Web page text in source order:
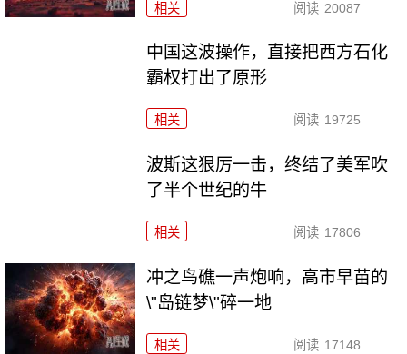
相关 阅读 20087
中国这波操作，直接把西方石化
霸权打出了原形
相关 阅读 19725
波斯这狠厉一击，终结了美军吹
了半个世纪的牛
相关 阅读 17806
冲之鸟礁一声炮响，高市早苗的
\"岛链梦\"碎一地
相关 阅读 17148